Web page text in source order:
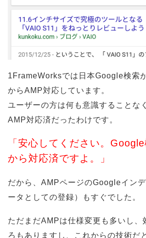
1FrameWorksでは日本Google検索
からAMP対応しています。
ユーザーの方は何も意識することな
AMP対応済だったわけです。
「安心してください。
から対応済ですよ。」
だから、AMPページのGoogleイン
ータとしての登録）もすぐでした。
ただまだAMPは仕様変更も多いし、
ろもありますし、これからの技術だ